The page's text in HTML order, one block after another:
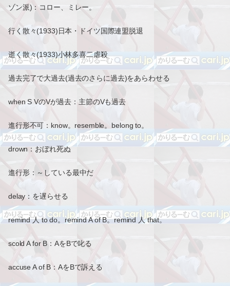
ゾン派)：コロー、ミレー。
行く散々(1933)日本・ドイツ国際連盟脱退
逝く散々(1933)小林多喜二虐殺
過去完了で大過去(過去のさらに過去)をあらわせる
when S VのVが過去：主節のVも過去
進行形不可：know。resemble。belong to。
drown：おぼれ死ぬ
進行形：～している最中だ
delay：を遅らせる
remind 人 to do。remind A of B。remind 人 that。
scold A for B：AをBで叱る
accuse A of B：AをBで訴える